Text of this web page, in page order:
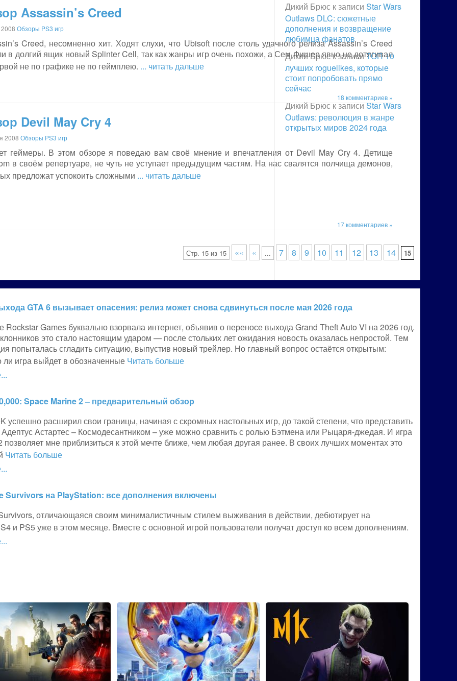
Assassin’s Creed
Обзоры PS3 игр
Creed, несомненно хит. Ходят слухи, что Ubisoft после столь удачного релиза Assassin’s Creed
в долгий ящик новый Splinter Cell, так как жанры игр очень похожи, а Сем Фишер явно не дотягивал
не по графике не по геймплею. ... читать дальше
18 комментариев »
Devil May Cry 4
2008 Обзоры PS3 игр
геймеры. В этом обзоре я поведаю вам своё мнение и впечатления от Devil May Cry 4. Детище
в своём репертуаре, не чуть не уступает предыдущим частям. На нас свалятся полчища демонов,
предложат успокоить сложными ... читать дальше
17 комментариев »
Стр. 15 из 15 «« « ... 7 8 9 10 11 12 13 14 15
Дикий Брюс к записи Star Wars
Outlaws DLC: сюжетные
дополнения и возвращение
любимца фанатов
Дикий Брюск записиТОП 10
лучших roguelikes, которые
стоит попробовать прямо
сейчас
Дикий Брюс к записи Star Wars
Outlaws: революция в жанре
открытых миров 2024 года
GTA 6 вызывает опасения: релиз может снова сдвинуться после мая 2026 года
Rockstar Games буквально взорвала интернет, объявив о переносе выхода Grand Theft Auto VI на 2026 год.
это стало настоящим ударом — после стольких лет ожидания новость оказалась непростой. Тем
попыталась сгладить ситуацию, выпустив новый трейлер. Но главный вопрос остаётся открытым:
ли игра выйдет в обозначенные Читать больше
Space Marine 2 – предварительный обзор
успешно расширил свои границы, начиная с скромных настольных игр, до такой степени, что представить
Астартес – Космодесантником – уже можно сравнить с ролью Бэтмена или Рыцаря-джедая. И игра
позволяет мне приблизиться к этой мечте ближе, чем любая другая ранее. В своих лучших моментах это
Читать больше
Survivors на PlayStation: все дополнения включены
отличающаяся своим минималистичным стилем выживания в действии, дебютирует на
и PS5 уже в этом месяце. Вместе с основной игрой пользователи получат доступ ко всем дополнениям.